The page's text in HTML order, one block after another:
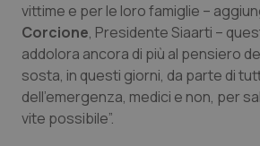
Molise
Piemonte
Provincia Autonoma di
Epatiti
HIV
Infezioni & Febbre
vittime e per le loro famiglie –
Corcione, Presidente Siaarti –
addolora ancora di più al pensiero
sosta, in questi giorni, da parte di
dell’emergenza, medici e non, per
vite possibile”.